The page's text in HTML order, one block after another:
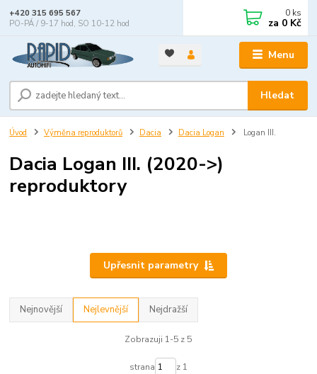
Menu
Hledat
+420 315 695 567
PO-PÁ / 9-17 hod, SO 10-12 hod
0 ks
za 0 Kč
Úvod Výměna reproduktorů Dacia Dacia Logan Logan III.
Dacia Logan III. (2020->)
reproduktory
Upřesnit parametry
Nejnovější Nejlevnější Nejdražší
Zobrazuji 1-5 z 5
strana z 1